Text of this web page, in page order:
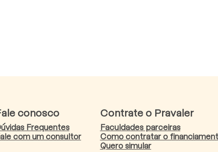
conosco
Frequentes
com um consultor
Contrate o Pravaler
Faculdades parceiras
Como contratar o
Quero simular